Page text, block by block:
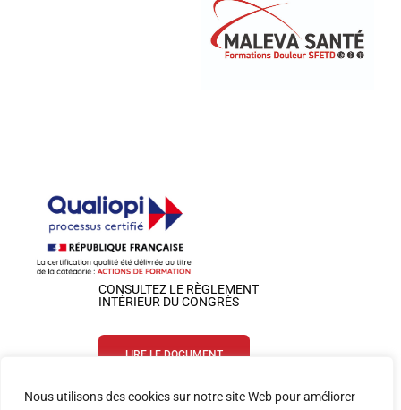
Nous utilisons des cookies sur notre site Web pour améliorer
CONSULTEZ LE RÈGLEMENT
INTÉRIEUR DU CONGRÈS
LIRE LE DOCUMENT
SUIVEZ-NOUS SUR LES RÉSEAUX